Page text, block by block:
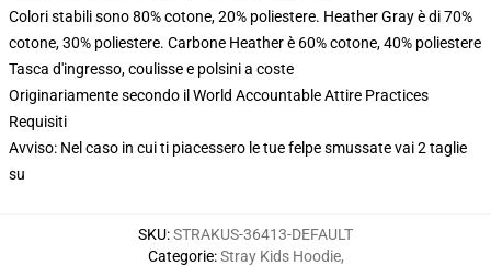
Colori stabili sono 80% cotone, 20% poliestere. Heather Gray è di 70%
cotone, 30% poliestere. Carbone Heather è 60% cotone, 40% poliestere
Tasca d'ingresso, coulisse e polsini a coste
Originariamente secondo il World Accountable Attire Practices
Requisiti
Avviso: Nel caso in cui ti piacessero le tue felpe smussate vai 2 taglie
su
SKU:STRAKUS-36413-DEFAULT
Categorie:Stray Kids Hoodie,